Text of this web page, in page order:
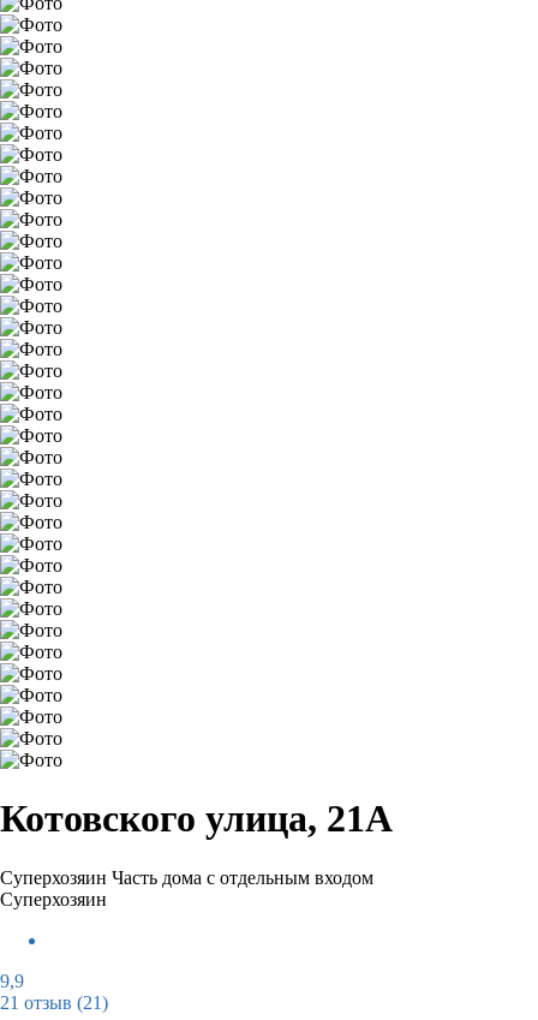
Котовского улица, 21А
Суперхозяин Часть дома с отдельным входом
Суперхозяин
9,9
21 отзыв (21)